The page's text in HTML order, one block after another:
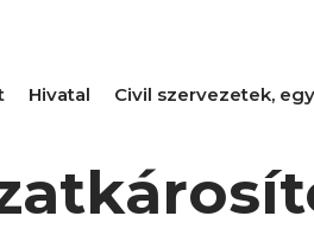
Hivatal Civil szervezetek,